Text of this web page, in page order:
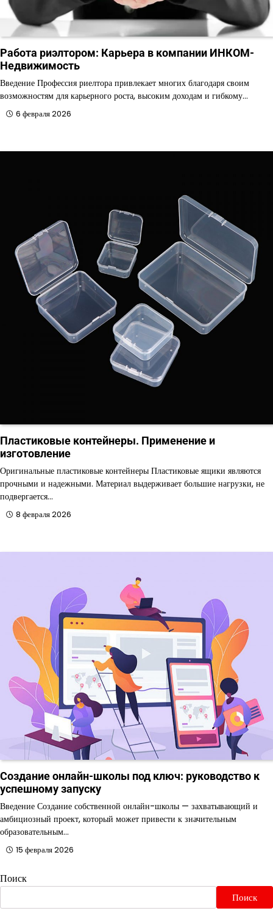
Работа риэлтором: Карьера в компании ИНКОМ-
Недвижимость
Введение Профессия риелтора привлекает многих благодаря своим
возможностям для карьерного роста, высоким доходам и гибкому…
6 февраля 2026
Пластиковые контейнеры. Применение и
изготовление
Оригинальные пластиковые контейнеры Пластиковые ящики являются
прочными и надежными. Материал выдерживает большие нагрузки, не
подвергается…
8 февраля 2026
Создание онлайн-школы под ключ: руководство к
успешному запуску
Введение Создание собственной онлайн-школы — захватывающий и
амбициозный проект, который может привести к значительным
образовательным…
15 февраля 2026
Поиск
Поиск